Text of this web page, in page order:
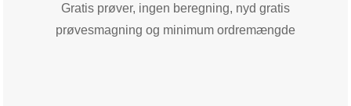
Gratis prøver, ingen beregning, nyd gratis
prøvesmagning og minimum ordremængde